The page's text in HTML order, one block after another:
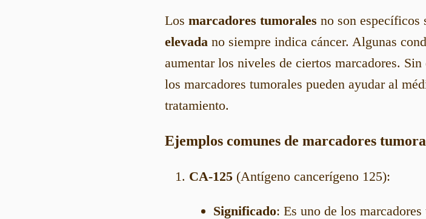
Los marcadores tumorales no son específicos
elevada no siempre indica cáncer. Algunas
aumentar los niveles de ciertos marcadores.
los marcadores tumorales pueden ayudar al
tratamiento.
Ejemplos comunes de marcadores
CA-125 (Antígeno cancerígeno 125):
Significado: Es uno de los